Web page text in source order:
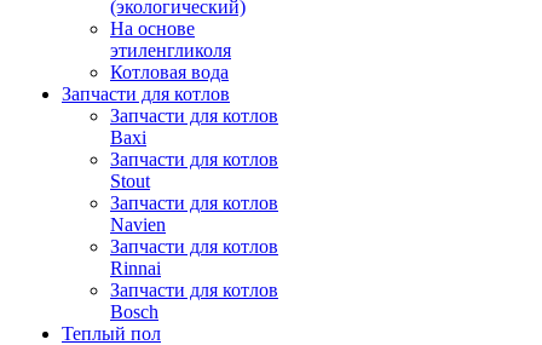
(экологический)
На основе
этиленгликоля
Котловая вода
Запчасти для котлов
Запчасти для котлов
Baxi
Запчасти для котлов
Stout
Запчасти для котлов
Navien
Запчасти для котлов
Rinnai
Запчасти для котлов
Bosch
Теплый пол